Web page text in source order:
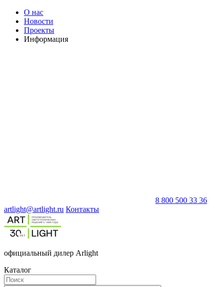
О нас
Новости
Проекты
Информация
8 800 500 33 36
artlight@artlight.ru Контакты
официальный дилер Arlight
Каталог